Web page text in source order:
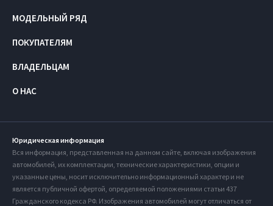
МОДЕЛЬНЫЙ РЯД
ПОКУПАТЕЛЯМ
ВЛАДЕЛЬЦАМ
О НАС
Юридическая информация
Вся информация, представленная на данном сайте, включая изображения
автомобилей, их комплектации, технические характеристики, опции и
указанные цены, носит исключительно информационный характер и не
является публичной офертой, определяемой положениями статьи 437
Гражданского кодекса РФ. Изображения автомобилей могут отличаться от